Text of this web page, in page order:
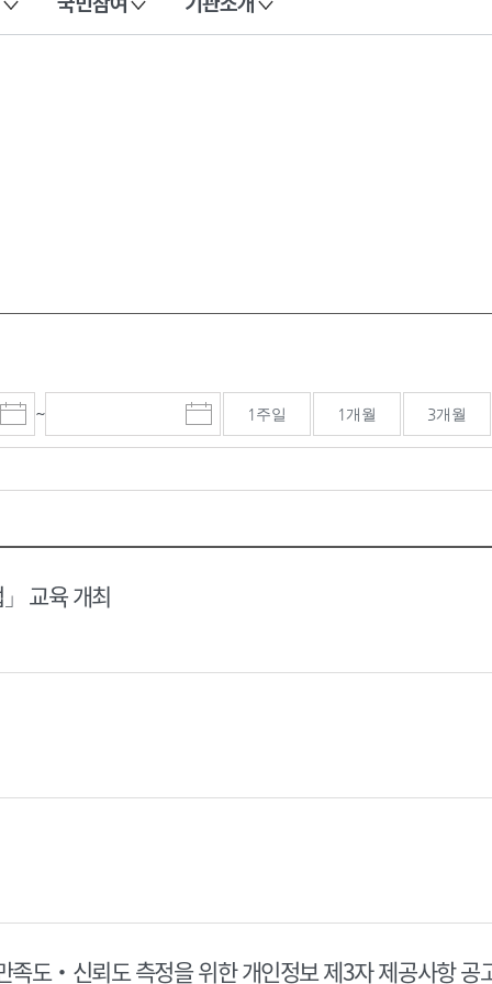
시
~
종
료
력
1주일 1개월 3개월
교육 개최
족도‧신뢰도 측정을 위한 개인정보 제3자 제공사항 공